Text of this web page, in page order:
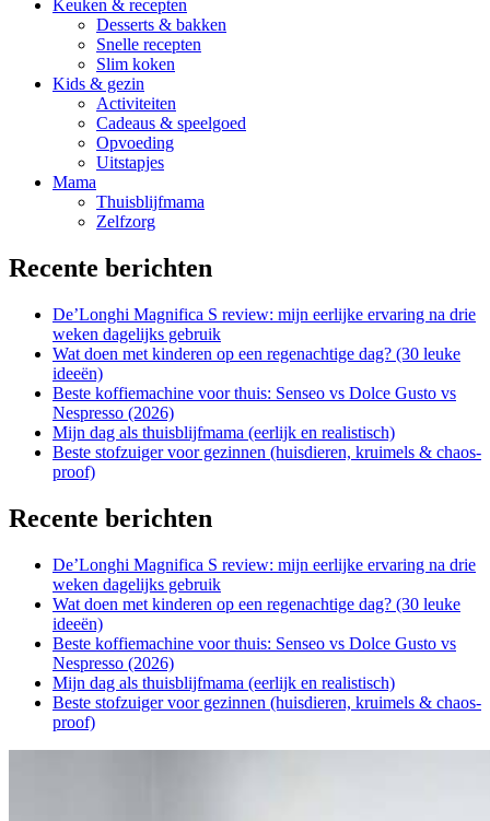
Keuken & recepten
Desserts & bakken
Snelle recepten
Slim koken
Kids & gezin
Activiteiten
Cadeaus & speelgoed
Opvoeding
Uitstapjes
Mama
Thuisblijfmama
Zelfzorg
Recente berichten
De’Longhi Magnifica S review: mijn eerlijke ervaring na drie
weken dagelijks gebruik
Wat doen met kinderen op een regenachtige dag? (30 leuke
ideeën)
Beste koffiemachine voor thuis: Senseo vs Dolce Gusto vs
Nespresso (2026)
Mijn dag als thuisblijfmama (eerlijk en realistisch)
Beste stofzuiger voor gezinnen (huisdieren, kruimels & chaos-
proof)
Recente berichten
De’Longhi Magnifica S review: mijn eerlijke ervaring na drie
weken dagelijks gebruik
Wat doen met kinderen op een regenachtige dag? (30 leuke
ideeën)
Beste koffiemachine voor thuis: Senseo vs Dolce Gusto vs
Nespresso (2026)
Mijn dag als thuisblijfmama (eerlijk en realistisch)
Beste stofzuiger voor gezinnen (huisdieren, kruimels & chaos-
proof)